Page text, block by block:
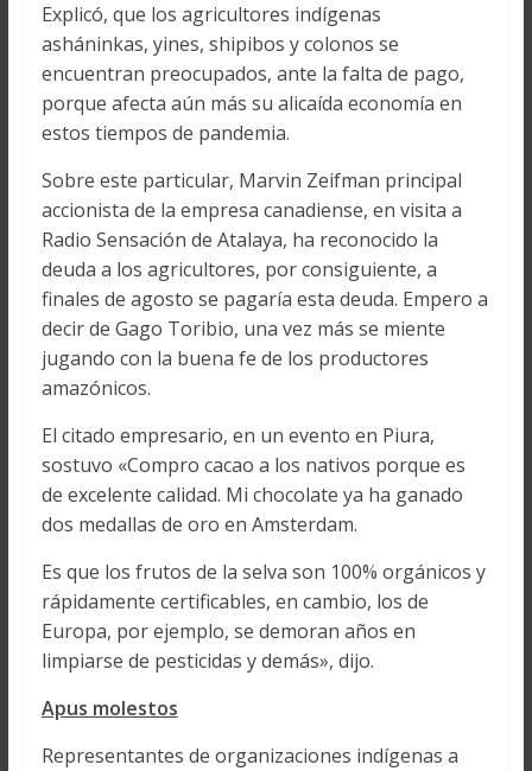
Explicó, que los agricultores indígenas
asháninkas, yines, shipibos y colonos se
encuentran preocupados, ante la falta de pago,
porque afecta aún más su alicaída economía en
estos tiempos de pandemia.
Sobre este particular, Marvin Zeifman principal
accionista de la empresa canadiense, en visita a
Radio Sensación de Atalaya, ha reconocido la
deuda a los agricultores, por consiguiente, a
finales de agosto se pagaría esta deuda. Empero a
decir de Gago Toribio, una vez más se miente
jugando con la buena fe de los productores
amazónicos.
El citado empresario, en un evento en Piura,
sostuvo «Compro cacao a los nativos porque es
de excelente calidad. Mi chocolate ya ha ganado
dos medallas de oro en Amsterdam.
Es que los frutos de la selva son 100% orgánicos y
rápidamente certificables, en cambio, los de
Europa, por ejemplo, se demoran años en
limpiarse de pesticidas y demás», dijo.
Apus molestos
Representantes de organizaciones indígenas a